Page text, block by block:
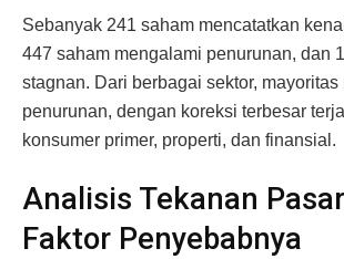
Sebanyak 241 saham mencatatkan
447 saham mengalami penurunan, dan
stagnan. Dari berbagai sektor, mayoritas
penurunan, dengan koreksi terbesar
konsumer primer, properti, dan finansial.
Analisis Tekanan
Faktor Penyebabnya